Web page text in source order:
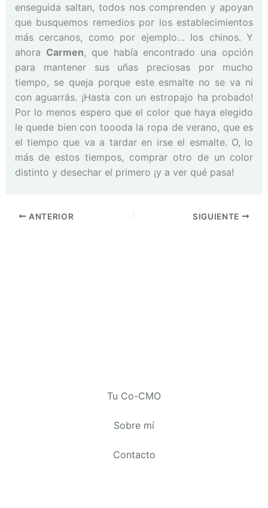
enseguida saltan, todos nos comprenden y apoyan
que busquemos remedios por los establecimientos
más cercanos, como por ejemplo… los chinos. Y
ahora Carmen, que había encontrado una opción
para mantener sus uñas preciosas por mucho
tiempo, se queja porque este esmalte no se va ni
con aguarrás. ¡Hasta con un estropajo ha probado!
Por lo menos espero que el color que haya elegido
le quede bien con toooda la ropa de verano, que es
el tiempo que va a tardar en irse el esmalte. O, lo
más de estos tiempos, comprar otro de un color
distinto y desechar el primero ¡y a ver qué pasa!
ANTERIOR SIGUIENTE
Tu Co-CMO
Sobre mí
Contacto